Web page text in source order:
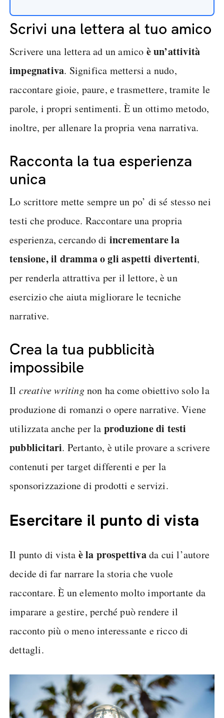
Scrivi una lettera al tuo amico
Scrivere una lettera ad un amico è un’attività
impegnativa. Significa mettersi a nudo,
raccontare gioie, paure, e trasmettere, tramite le
parole, i propri sentimenti. È un ottimo metodo,
inoltre, per allenare la propria vena narrativa.
Racconta la tua esperienza
unica
Lo scrittore mette sempre un po’ di sé stesso nei
testi che produce. Raccontare una propria
esperienza, cercando di incrementare la
tensione, il dramma o gli aspetti divertenti,
per renderla attrattiva per il lettore, è un
esercizio che aiuta migliorare le tecniche
narrative.
Crea la tua pubblicità
impossibile
Il creative writingnon ha come obiettivo solo la
produzione di romanzi o opere narrative. Viene
utilizzata anche per la produzione di testi
pubblicitari. Pertanto, è utile provare a scrivere
contenuti per target differenti e per la
sponsorizzazione di prodotti e servizi.
Esercitare il punto di vista
Il punto di vista è la prospettivada cui l’autore
decide di far narrare la storia che vuole
raccontare. È un elemento molto importante da
imparare a gestire, perché può rendere il
racconto più o meno interessante e ricco di
dettagli.